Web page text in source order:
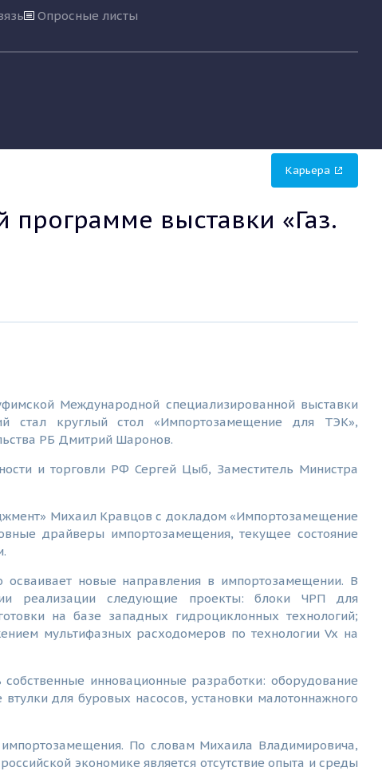
Опросные листы
Карьера
выставки «Газ.
Международной специализированной выставки
стал круглый стол «Импортозамещение для ТЭК»,
РБ Дмитрий Шаронов.
и торговли РФ Сергей Цыб, Заместитель Министра
Михаил Кравцов с докладом «Импортозамещение
драйверы импортозамещения, текущее состояние
новые направления в импортозамещении. В
реализации следующие проекты: блоки ЧРП для
на базе западных гидроциклонных технологий;
мультифазных расходомеров по технологии Vx на
инновационные разработки: оборудование
для буровых насосов, установки малотоннажного
По словам Михаила Владимировича,
экономике является отсутствие опыта и среды